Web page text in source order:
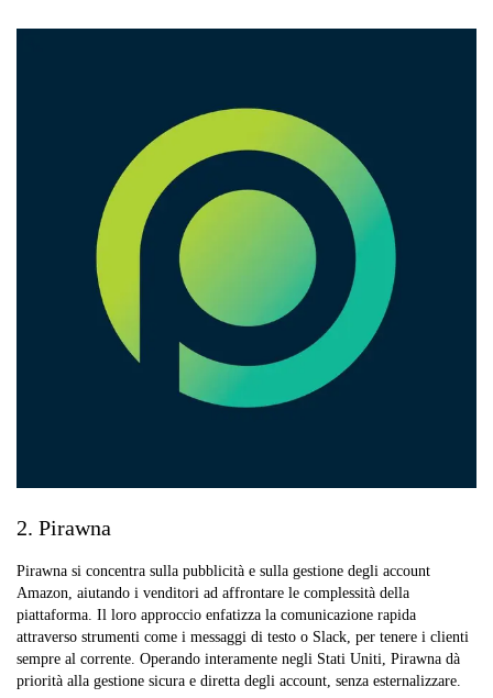
2. Pirawna
Pirawna si concentra sulla pubblicità e sulla gestione degli account
Amazon, aiutando i venditori ad affrontare le complessità della
piattaforma. Il loro approccio enfatizza la comunicazione rapida
attraverso strumenti come i messaggi di testo o Slack, per tenere i clienti
sempre al corrente. Operando interamente negli Stati Uniti, Pirawna dà
priorità alla gestione sicura e diretta degli account, senza esternalizzare.